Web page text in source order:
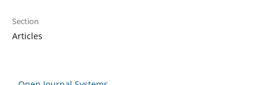
Section
Articles